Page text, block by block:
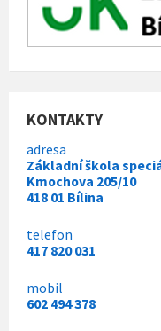
KONTAKTY
adresa
Základní škola
Kmochova 205/10
418 01 Bílina
telefon
417 820 031
mobil
602 494 378